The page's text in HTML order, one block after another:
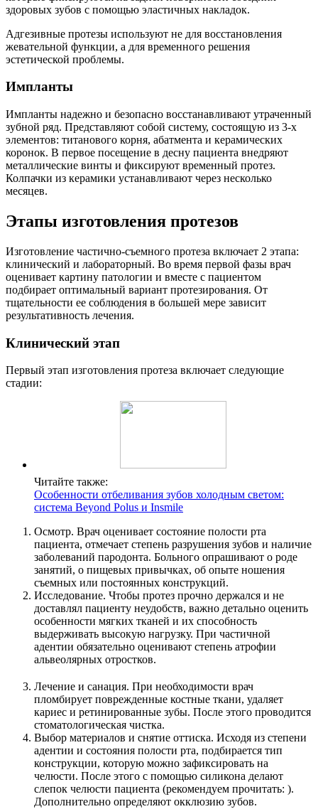
здоровых зубов с помощью эластичных накладок.
Адгезивные протезы используют не для восстановления
жевательной функции, а для временного решения
эстетической проблемы.
Импланты
Импланты надежно и безопасно восстанавливают утраченный
зубной ряд. Представляют собой систему, состоящую из 3-х
элементов: титанового корня, абатмента и керамических
коронок. В первое посещение в десну пациента внедряют
металлические винты и фиксируют временный протез.
Колпачки из керамики устанавливают через несколько
месяцев.
Этапы изготовления протезов
Изготовление частично-съемного протеза включает 2 этапа:
клинический и лабораторный. Во время первой фазы врач
оценивает картину патологии и вместе с пациентом
подбирает оптимальный вариант протезирования. От
тщательности ее соблюдения в большей мере зависит
результативность лечения.
Клинический этап
Первый этап изготовления протеза включает следующие
стадии:
Читайте также:
Особенности отбеливания зубов холодным светом:
система Beyond Polus и Insmile
Осмотр. Врач оценивает состояние полости рта
пациента, отмечает степень разрушения зубов и наличие
заболеваний пародонта. Больного опрашивают о роде
занятий, о пищевых привычках, об опыте ношения
съемных или постоянных конструкций.
Исследование. Чтобы протез прочно держался и не
доставлял пациенту неудобств, важно детально оценить
особенности мягких тканей и их способность
выдерживать высокую нагрузку. При частичной
адентии обязательно оценивают степень атрофии
альвеолярных отростков.
Лечение и санация. При необходимости врач
пломбирует поврежденные костные ткани, удаляет
кариес и ретинированные зубы. После этого проводится
стоматологическая чистка.
Выбор материалов и снятие оттиска. Исходя из степени
адентии и состояния полости рта, подбирается тип
конструкции, которую можно зафиксировать на
челюсти. После этого с помощью силикона делают
слепок челюсти пациента (рекомендуем прочитать: ).
Дополнительно определяют окклюзию зубов.